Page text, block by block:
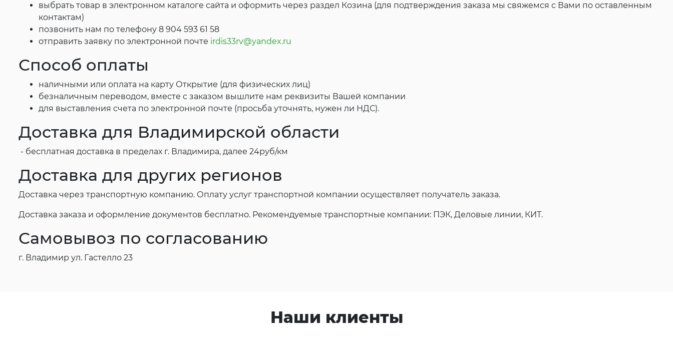
выбрать товар в электронном каталоге сайта и оформить через раздел Козина (для подтверждения заказа мы свяжемся с Вами по оставленным
контактам)
позвонить нам по телефону 8 904 593 61 58
отправить заявку по электронной почте irdis33rv@yandex.ru
Способ оплаты
наличными или оплата на карту Открытие (для физических лиц)
безналичным переводом, вместе с заказом вышлите нам реквизиты Вашей компании
для выставления счета по электронной почте (просьба уточнять, нужен ли НДС).
Доставка для Владимирской области
- бесплатная доставка в пределах г. Владимира, далее 24руб/км
Доставка для других регионов
Доставка через транспортную компанию. Оплату услуг транспортной компании осуществляет получатель заказа.
Доставка заказа и оформление документов бесплатно. Рекомендуемые транспортные компании: ПЭК, Деловые линии, КИТ.
Самовывоз по согласованию
г. Владимир ул. Гастелло 23
Наши клиенты